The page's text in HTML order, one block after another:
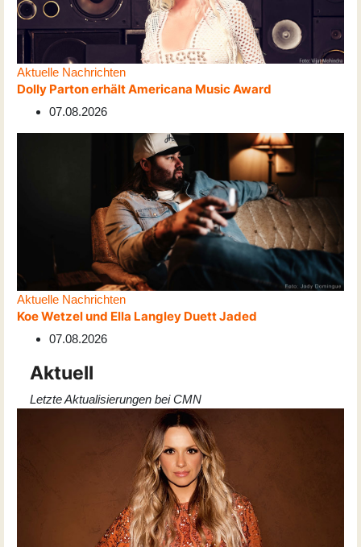
Aktuelle Nachrichten
Dolly Parton erhält Americana Music Award
07.08.2026
Aktuelle Nachrichten
Koe Wetzel und Ella Langley Duett Jaded
07.08.2026
Aktuell
Letzte Aktualisierungen bei CMN